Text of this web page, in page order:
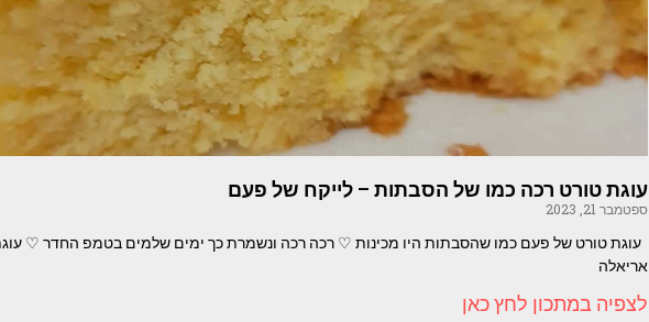
עוגת טורט רכה כמו של הסבתות – לייקח של פעם
ספטמבר 21, 2023
עוגת טורט של פעם כמו שהסבתות היו מכינות ♡ רכה רכה ונשמרת כך ימים שלמים בטמפ החדר ♡
אריאלה
לצפיה במתכון לחץ כאן